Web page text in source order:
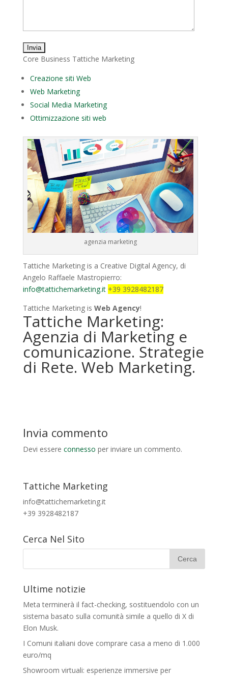
Core Business Tattiche Marketing
Creazione siti Web
Web Marketing
Social Media Marketing
Ottimizzazione siti web
agenzia marketing
Tattiche Marketing is a Creative Digital Agency, di
Angelo Raffaele Mastropierro:
info@tattichemarketing.it +39 3928482187
Tattiche Marketing is Web Agency!
Tattiche Marketing:
Agenzia di Marketing e
comunicazione. Strategie
di Rete. Web Marketing.
Invia commento
Devi essere connesso per inviare un commento.
Tattiche Marketing
info@tattichemarketing.it
+39 3928482187
Cerca Nel Sito
Ultime notizie
Meta terminerà il fact-checking, sostituendolo con un
sistema basato sulla comunità simile a quello di X di
Elon Musk.
I Comuni italiani dove comprare casa a meno di 1.000
euro/mq
Showroom virtuali: esperienze immersive per